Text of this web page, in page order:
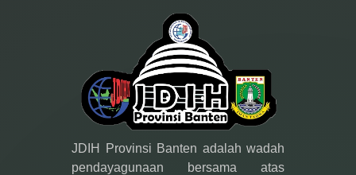
JDIH Provinsi Banten adalah wadah
pendayagunaan bersama atas